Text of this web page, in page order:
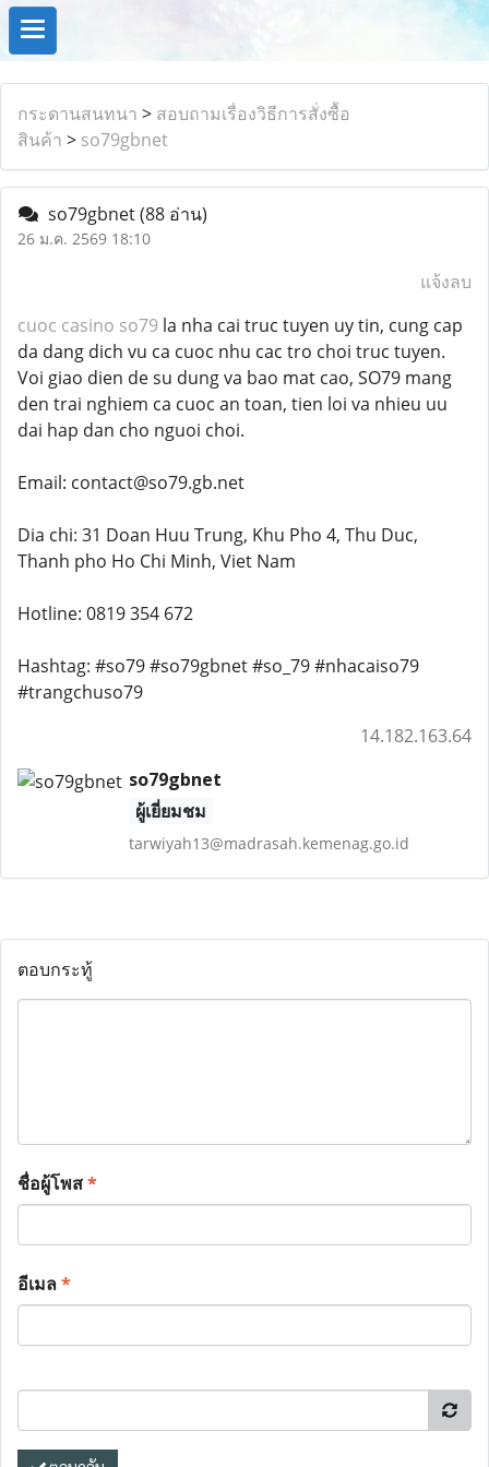
กระดานสนทนา > สอบถามเรื่องวิธีการสั่งซื้อ
สินค้า > so79gbnet
so79gbnet(88 อ่าน)
26 ม.ค. 2569 18:10
แจ้งลบ
cuoc casino so79 la nha cai truc tuyen uy tin, cung cap
da dang dich vu ca cuoc nhu cac tro choi truc tuyen.
Voi giao dien de su dung va bao mat cao, SO79 mang
den trai nghiem ca cuoc an toan, tien loi va nhieu uu
dai hap dan cho nguoi choi.
Email: contact@so79.gb.net
Dia chi: 31 Doan Huu Trung, Khu Pho 4, Thu Duc,
Thanh pho Ho Chi Minh, Viet Nam
Hotline: 0819 354 672
Hashtag: #so79 #so79gbnet #so_79 #nhacaiso79
#trangchuso79
14.182.163.64
so79gbnet
ผู้เยี่ยมชม
tarwiyah13@madrasah.kemenag.go.id
ตอบกระทู้
ชื่อผู้โพส*
อีเมล*